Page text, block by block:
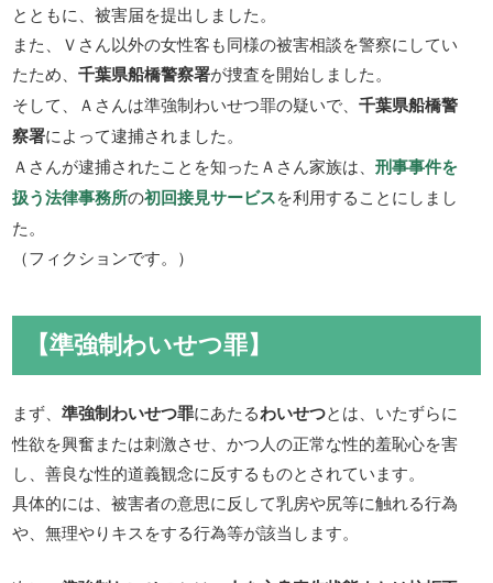
とともに、被害届を提出しました。
また、Ｖさん以外の女性客も同様の被害相談を警察にしてい
たため、千葉県船橋警察署が捜査を開始しました。
そして、Ａさんは準強制わいせつ罪の疑いで、千葉県船橋警
察署によって逮捕されました。
Ａさんが逮捕されたことを知ったＡさん家族は、刑事事件を
扱う法律事務所の初回接見サービスを利用することにしまし
た。
（フィクションです。）
【準強制わいせつ罪】
まず、準強制わいせつ罪にあたるわいせつとは、いたずらに
性欲を興奮または刺激させ、かつ人の正常な性的羞恥心を害
し、善良な性的道義観念に反するものとされています。
具体的には、被害者の意思に反して乳房や尻等に触れる行為
や、無理やりキスをする行為等が該当します。